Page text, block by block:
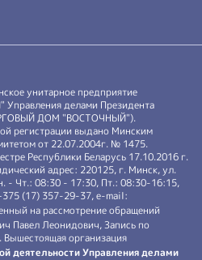
унитарное предприятие
делами Президента
ДОМ "ВОСТОЧНЫЙ").
регистрации выдано Минским
от 22.07.2004г. № 1475.
Республики Беларусь 17.10.2016 г.
адрес: 220125, г. Минск, ул.
- Чт.: 08:30 - 17:30, Пт.: 08:30-16:15,
(17) 357-29-37, e-mail:
на рассмотрение обращений
Павел Леонидович, Запись по
организация
деятельности Управления делами